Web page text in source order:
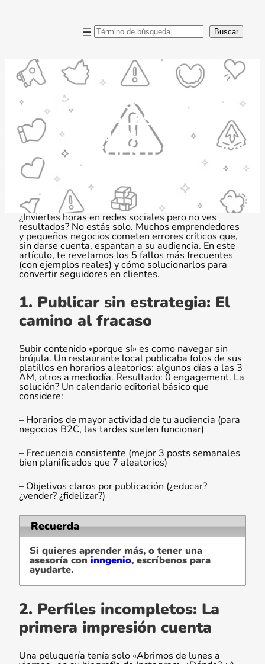
Buscar Buscar
5 ERRORES EN REDES
SOCIALES QUE
ALEJAN A TUS
CLIENTES
POTENCIALES
¿Inviertes horas en redes sociales pero no ves
resultados? No estás solo. Muchos emprendedores
y pequeños negocios cometen errores críticos que,
sin darse cuenta, espantan a su audiencia. En este
artículo, te revelamos los 5 fallos más frecuentes
(con ejemplos reales) y cómo solucionarlos para
convertir seguidores en clientes.
1. Publicar sin estrategia: El
camino al fracaso
Subir contenido «porque sí» es como navegar sin
brújula. Un restaurante local publicaba fotos de sus
platillos en horarios aleatorios: algunos días a las 3
AM, otros a mediodía. Resultado: 0 engagement. La
solución? Un calendario editorial básico que
considere:
– Horarios de mayor actividad de tu audiencia (para
negocios B2C, las tardes suelen funcionar)
– Frecuencia consistente (mejor 3 posts semanales
bien planificados que 7 aleatorios)
– Objetivos claros por publicación (¿educar?
¿vender? ¿fidelizar?)
Recuerda
Si quieres aprender más, o tener una
asesoría coninngenio, escríbenos para
ayudarte.
2. Perfiles incompletos: La
primera impresión cuenta
Una peluquería tenía solo «Abrimos de lunes a